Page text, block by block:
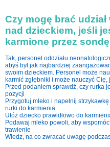
Czy mogę brać udział
nad dzieckiem, jeśli
karmione przez
Tak, personel oddziału
abyś był jak najbardziej
swoim dzieckiem. Personel może
karmić zgłębniki i może nauczyć Cię,
Przed podaniem sprawdź, czy rurka
pozycji
Przygotuj mleko i napełnij
rurki do karmienia
Ułóż dziecko prawidłowo do
Podawaj mleko powoli, aby
trawienie
Wiedz, na co zwracać uwagę